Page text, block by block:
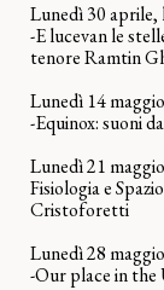
Lunedì 30 aprile,
-E lucevan le
tenore Ramtin
Lunedì 14
-Equinox: suoni
Lunedì 21
Fisiologia e
Cristoforetti
Lunedì 28
-Our place in the